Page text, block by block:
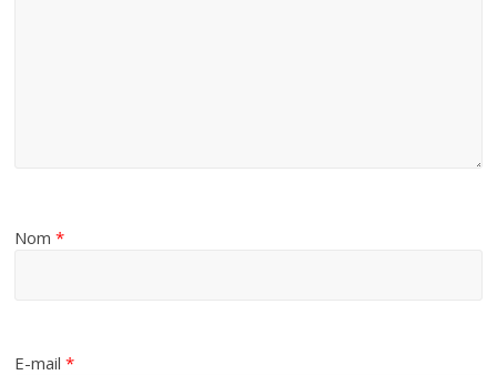
Nom*
E-mail*